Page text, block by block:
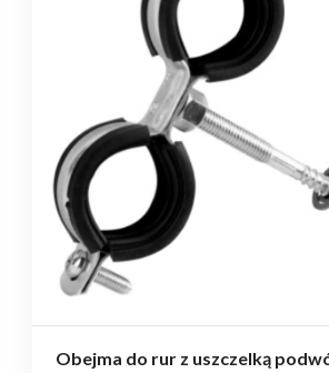
Obejma do rur z uszczelką